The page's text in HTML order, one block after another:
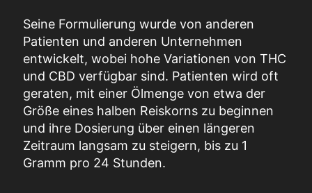
Seine Formulierung wurde von anderen
Patienten und anderen Unternehmen
entwickelt, wobei hohe Variationen von THC
und CBD verfügbar sind. Patienten wird oft
geraten, mit einer Ölmenge von etwa der
Größe eines halben Reiskorns zu beginnen
und ihre Dosierung über einen längeren
Zeitraum langsam zu steigern, bis zu 1
Gramm pro 24 Stunden.